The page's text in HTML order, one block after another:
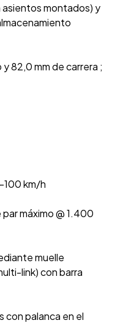
montados) y
82,0 mm de carrera ;
100 km/h
máximo @ 1.400
muelle
link) con barra
con palanca en el